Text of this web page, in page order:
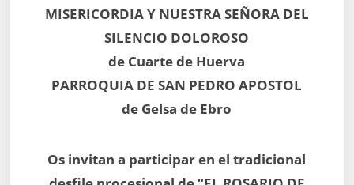
MISERICORDIA Y NUESTRA SEÑORA DEL
SILENCIO DOLOROSO
de Cuarte de Huerva
PARROQUIA DE SAN PEDRO APOSTOL
de Gelsa de Ebro
Os invitan a participar en el tradicional